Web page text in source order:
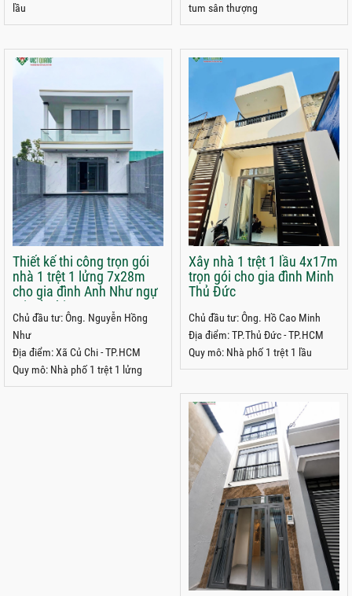
lầu
tum sân thượng
Thiết kế thi công trọn gói
nhà 1 trệt 1 lửng 7x28m
cho gia đình Anh Như ngự
tại Củ Chi
Chủ đầu tư: Ông. Nguyễn Hồng
Như
Địa điểm: Xã Củ Chi - TP.HCM
Quy mô: Nhà phố 1 trệt 1 lửng
Xây nhà 1 trệt 1 lầu 4x17m
trọn gói cho gia đình Minh
Thủ Đức
Chủ đầu tư: Ông. Hồ Cao Minh
Địa điểm: TP.Thủ Đức - TP.HCM
Quy mô: Nhà phố 1 trệt 1 lầu